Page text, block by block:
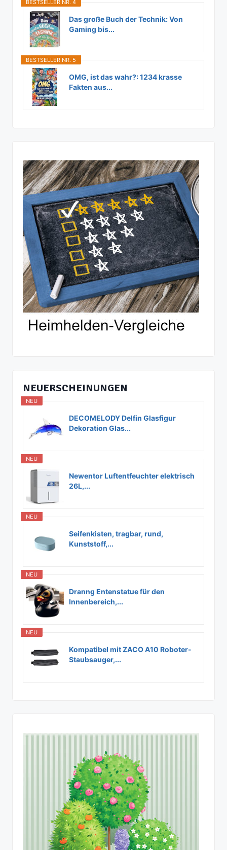
BESTSELLER NR. 4
Das große Buch der Technik: Von
Gaming bis...
BESTSELLER NR. 5
OMG, ist das wahr?: 1234 krasse
Fakten aus...
NEUERSCHEINUNGEN
NEU
DECOMELODY Delfin Glasfigur
Dekoration Glas...
NEU
Newentor Luftentfeuchter elektrisch
26L,...
NEU
Seifenkisten, tragbar, rund,
Kunststoff,...
NEU
Dranng Entenstatue für den
Innenbereich,...
NEU
Kompatibel mit ZACO A10 Roboter-
Staubsauger,...